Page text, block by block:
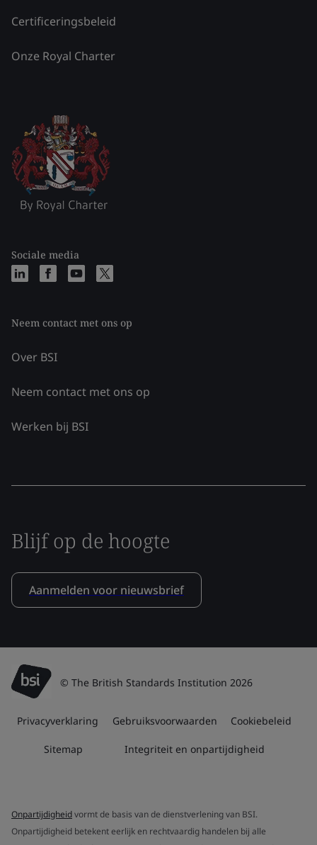
Certificeringsbeleid
Onze Royal Charter
Sociale media
Neem contact met ons op
Over BSI
Neem contact met ons op
Werken bij BSI
Blijf op de hoogte
Aanmelden voor nieuwsbrief
© The British Standards Institution 2026
Privacyverklaring Gebruiksvoorwaarden Cookiebeleid
Sitemap Integriteit en onpartijdigheid
Onpartijdigheidvormt de basis van de dienstverlening van BSI.
Onpartijdigheid betekent eerlijk en rechtvaardig handelen bij alle